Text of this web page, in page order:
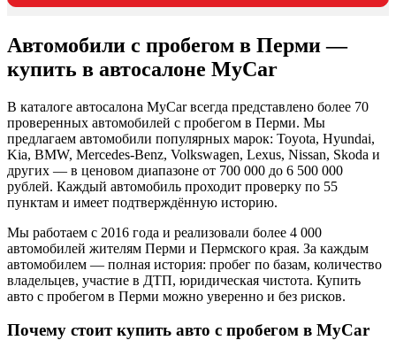
Автомобили с пробегом в Перми —
купить в автосалоне MyCar
В каталоге автосалона MyCar всегда представлено более 70
проверенных автомобилей с пробегом в Перми. Мы
предлагаем автомобили популярных марок: Toyota, Hyundai,
Kia, BMW, Mercedes-Benz, Volkswagen, Lexus, Nissan, Skoda и
других — в ценовом диапазоне от 700 000 до 6 500 000
рублей. Каждый автомобиль проходит проверку по 55
пунктам и имеет подтверждённую историю.
Мы работаем с 2016 года и реализовали более 4 000
автомобилей жителям Перми и Пермского края. За каждым
автомобилем — полная история: пробег по базам, количество
владельцев, участие в ДТП, юридическая чистота. Купить
авто с пробегом в Перми можно уверенно и без рисков.
Почему стоит купить авто с пробегом в MyCar